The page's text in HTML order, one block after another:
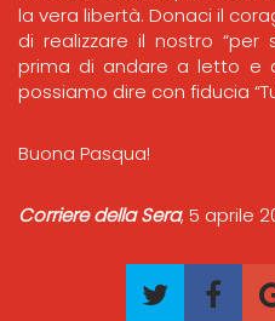
la vera libertà. Donaci il
di realizzare il nostro “per
prima di andare a letto e
possiamo dire con fiducia
Buona Pasqua!
Corriere della Sera, 5 aprile